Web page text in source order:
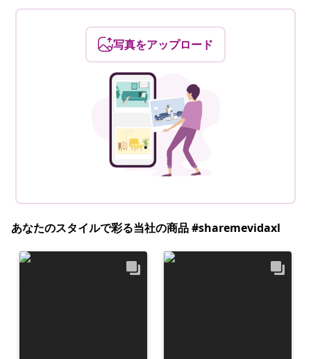
写真をアップロード
あなたのスタイルで彩る当社の商品 #sharemevidaxl